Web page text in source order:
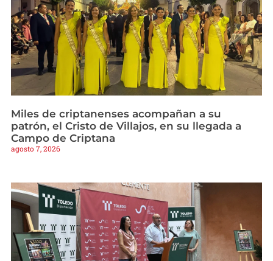
Miles de criptanenses acompañan a su
patrón, el Cristo de Villajos, en su llegada a
Campo de Criptana
agosto 7, 2026